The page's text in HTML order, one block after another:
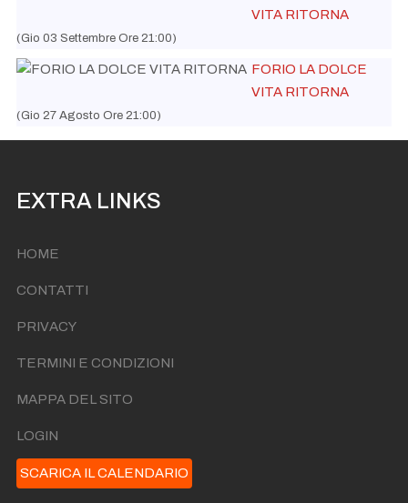
VITA RITORNA
(Gio 03 Settembre Ore 21:00)
FORIO LA DOLCE
VITA RITORNA
(Gio 27 Agosto Ore 21:00)
EXTRA LINKS
HOME
CONTATTI
PRIVACY
TERMINI E CONDIZIONI
MAPPA DEL SITO
LOGIN
SCARICA IL CALENDARIO